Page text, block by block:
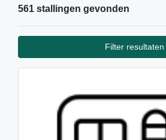
561 stallingen gevonden
Filter resultaten